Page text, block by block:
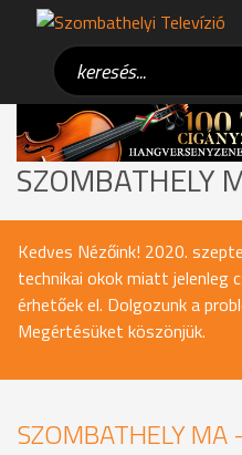
SZOMBATHELY
Kedves Nézőink! 2020.
technikai okok miatt jelenleg
érhetőek el. Dolgozunk a
Megértésüket köszönjük.
SZOMBATHELY